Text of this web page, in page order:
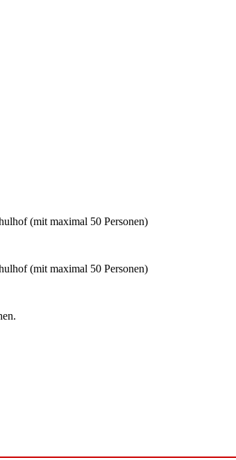
(mit maximal 50 Personen)
(mit maximal 50 Personen)